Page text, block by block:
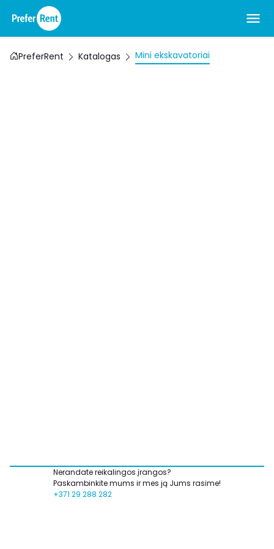
PreferRent Katalogas Mini ekskavatoriai
Nerandate reikalingos įrangos?
Paskambinkite mums ir mes ją Jums rasime!
+371 29 288 282